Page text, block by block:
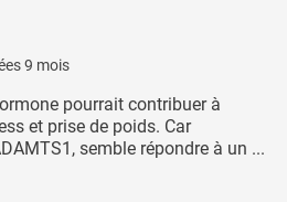
9 mois
pourrait contribuer à
et prise de poids. Car
semble répondre à un ...